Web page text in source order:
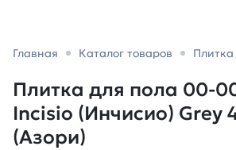
Главная Каталог товаров
Плитка для пола 00-
Incisio (Инчисио) Grey
(Азори)